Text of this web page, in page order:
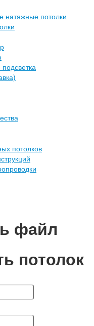
натяжные потолки
потолков
файл
потолок